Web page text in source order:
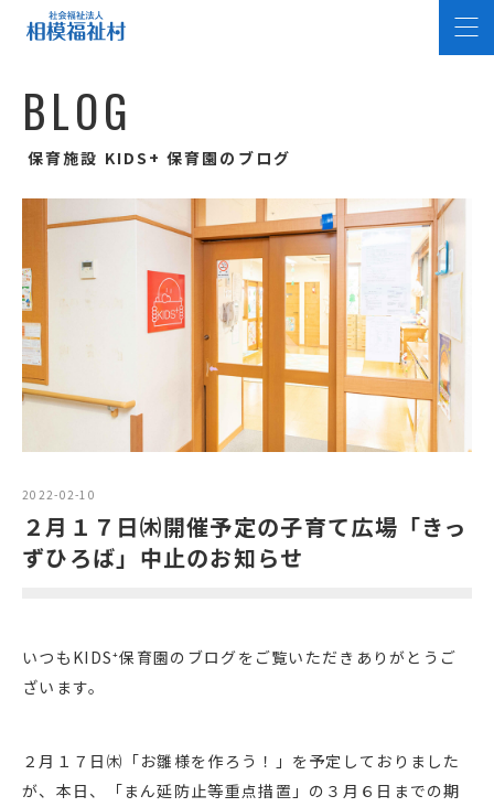
BLOG
保育施設 KIDS+ 保育園のブログ
2022-02-10
２月１７日㈭開催予定の子育て広場「きっ
ずひろば」中止のお知らせ
いつもKIDS⁺保育園のブログをご覧いただきありがとうご
ざいます。
２月１７日㈭「お雛様を作ろう！」を予定しておりました
が、本日、「まん延防止等重点措置」の３月６日までの期